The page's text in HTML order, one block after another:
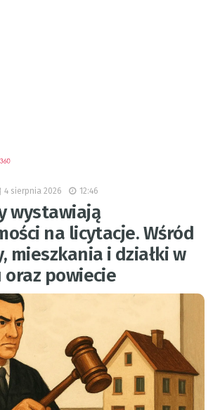
4 sierpnia 2026 12:46
wystawiają
na licytacje. Wśród
mieszkania i działki w
oraz powiecie